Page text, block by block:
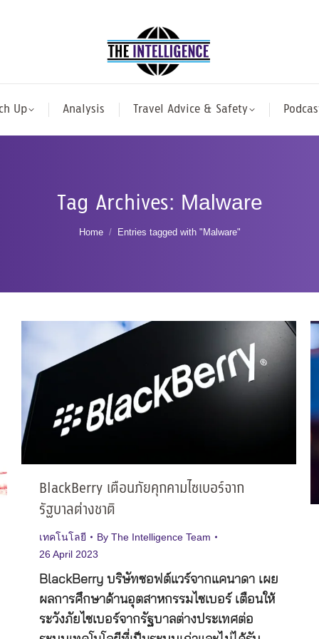
Up Analysis Travel Advice & Safety
Tag Archives: Malware
You are here:
Home Entries tagged with "Malware"
BlackBerry เตือนภัยคุกคามไซเบอร์จาก
รัฐบาลต่างชาติ
เทคโนโลยี By The Intelligence Team
26 April 2023
BlackBerry บริษัทซอฟต์แวร์จากแคนาดา เผย
ผลการศึกษาด้านอุตสาหกรรมไซเบอร์ เตือนให้
ระวังภัยไซเบอร์จากรัฐบาลต่างประเทศต่อ